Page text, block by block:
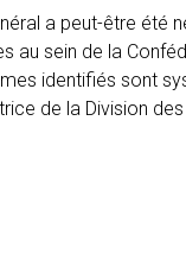
a peut-être été
au sein de la
identifiés sont
de la Division